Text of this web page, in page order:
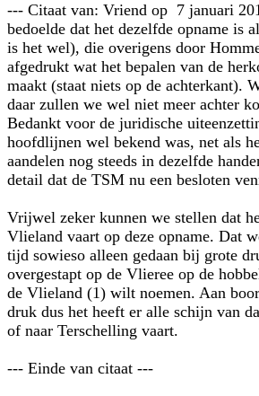
--- Citaat van: Vriend op 7 januari
bedoelde dat het dezelfde opname is
is het wel), die overigens door
afgedrukt wat het bepalen van de
maakt (staat niets op de achterkant).
daar zullen we wel niet meer achter
Bedankt voor de juridische
hoofdlijnen wel bekend was, net als
aandelen nog steeds in dezelfde
detail dat de TSM nu een besloten
Vrijwel zeker kunnen we stellen dat
Vlieland vaart op deze opname. Dat
tijd sowieso alleen gedaan bij grote
overgestapt op de Vlieree op de
de Vlieland (1) wilt noemen. Aan
druk dus het heeft er alle schijn van
of naar Terschelling vaart.
--- Einde van citaat ---